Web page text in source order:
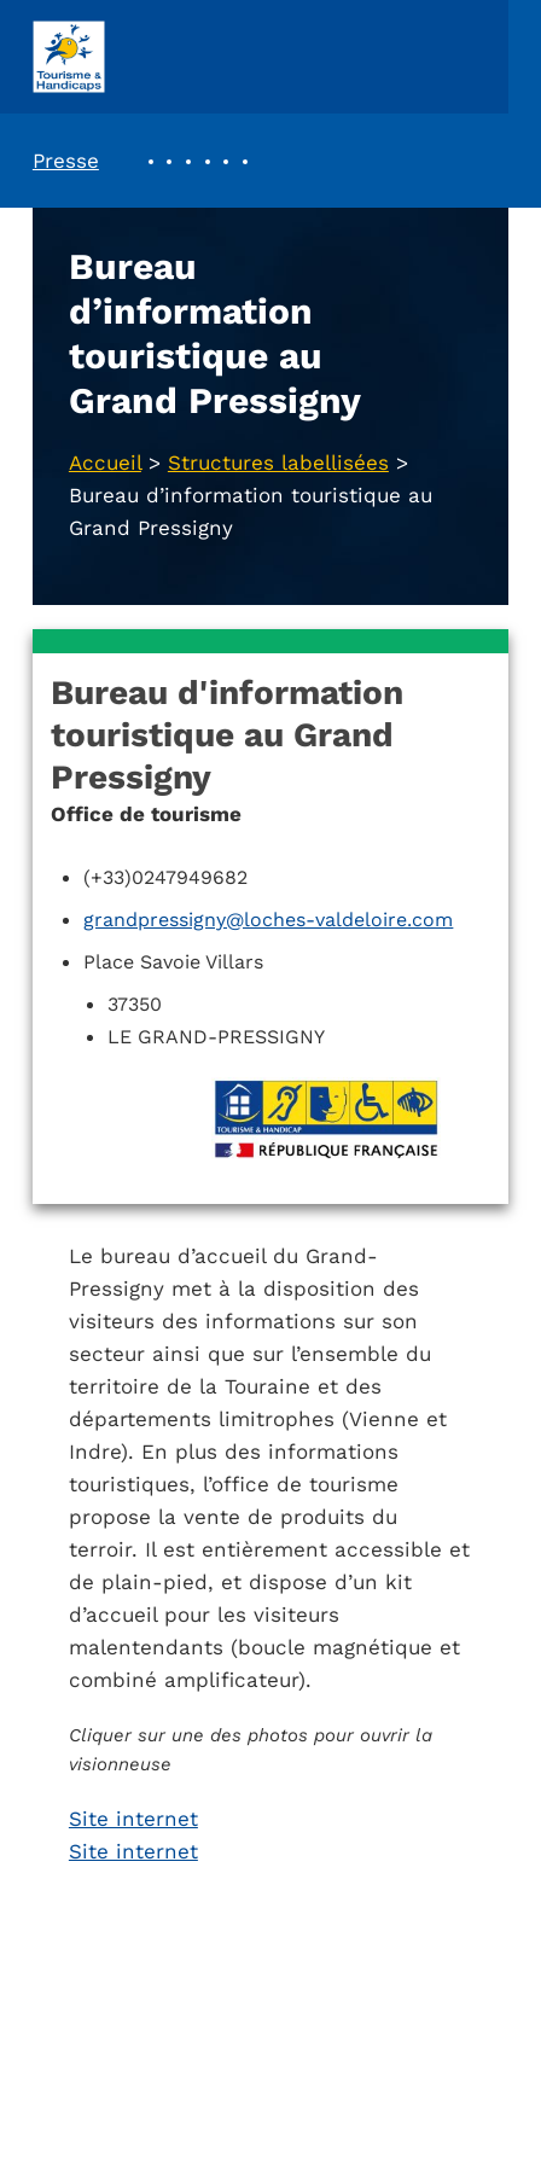
ASSOCIATION TOURISME ET HANDICAPS
Presse
Bureau
d’information
touristique au
Grand Pressigny
Accueil> Structures labellisées >
Bureau d’information touristique au
Grand Pressigny
Bureau d'information
touristique au Grand
Pressigny
Office de tourisme
(+33)0247949682
grandpressigny@loches-valdeloire.com
Place Savoie Villars
37350
LE GRAND-PRESSIGNY
Le bureau d’accueil du Grand-
Pressigny met à la disposition des
visiteurs des informations sur son
secteur ainsi que sur l’ensemble du
territoire de la Touraine et des
départements limitrophes (Vienne et
Indre). En plus des informations
touristiques, l’office de tourisme
propose la vente de produits du
terroir. Il est entièrement accessible et
de plain-pied, et dispose d’un kit
d’accueil pour les visiteurs
malentendants (boucle magnétique et
combiné amplificateur).
Cliquer sur une des photos pour ouvrir la
visionneuse
Site internet
Site internet